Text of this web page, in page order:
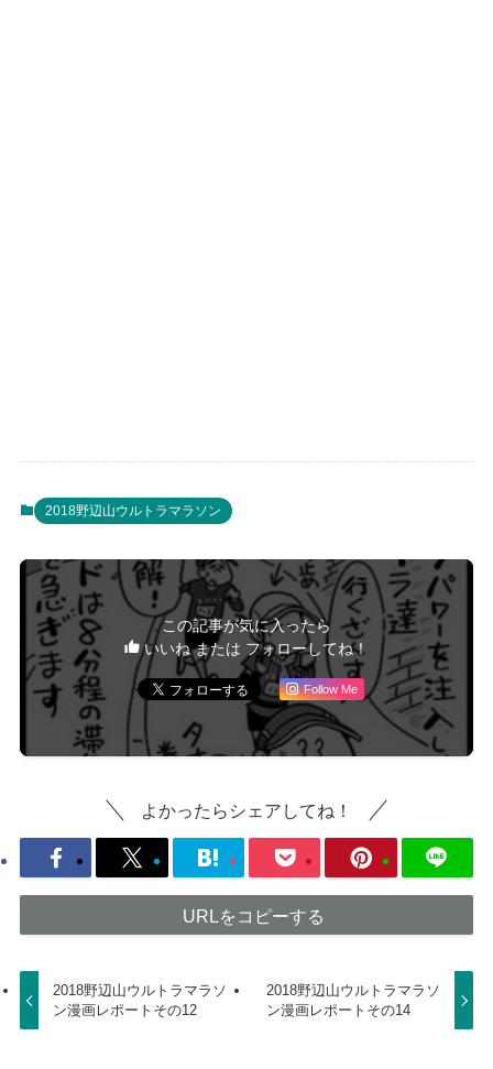
2018野辺山ウルトラマラソン
この記事が気に入ったら
いいね または フォローしてね！
Follow Me
よかったらシェアしてね！
URLをコピーする
2018野辺山ウルトラマラソ
ン漫画レポートその12
2018野辺山ウルトラマラソ
ン漫画レポートその14